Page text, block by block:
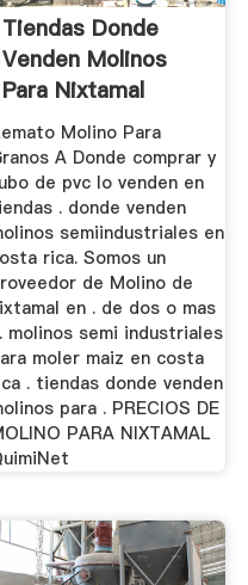
Tiendas Donde
Venden Molinos
Para Nixtamal
Molino Para
A Donde comprar y
de pvc lo venden en
. donde venden
semiindustriales en
rica. Somos un
de Molino de
en . de dos o mas
molinos semi industriales
moler maiz en costa
. tiendas donde venden
para . PRECIOS DE
PARA NIXTAMAL